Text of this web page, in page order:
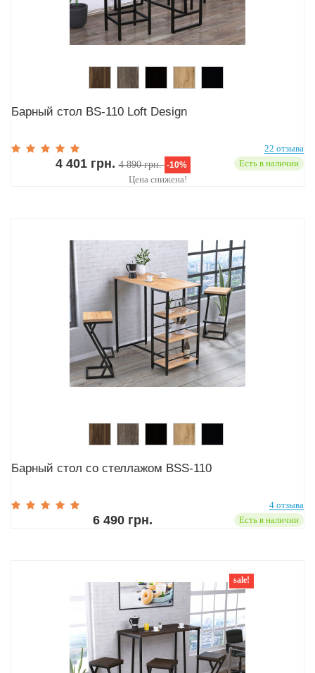
Барный стол BS-110 Loft Design
22 отзыва
4 401 грн. Есть в наличии
4 890 грн. -10%
Цена снижена!
Барный стол со стеллажом BSS-110
4 отзыва
6 490 грн. Есть в наличии
sale!